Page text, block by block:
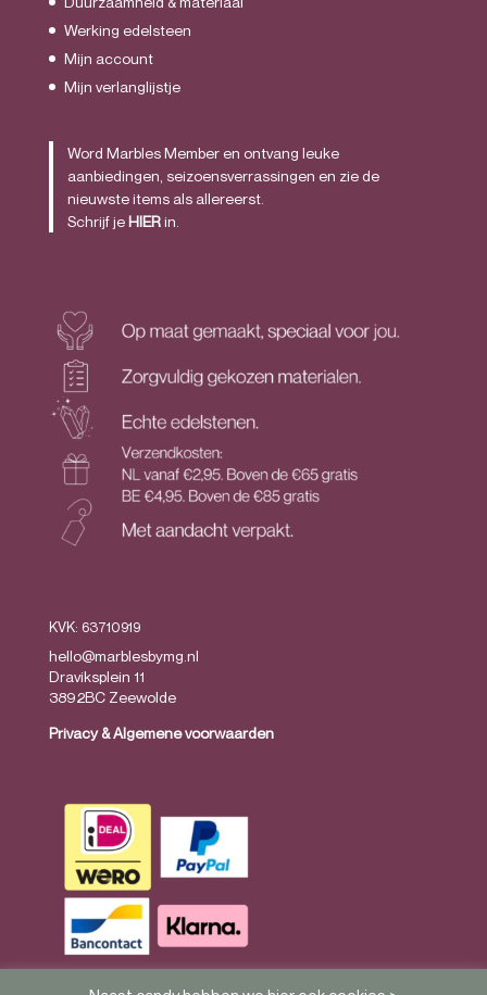
Werking edelsteen
Mijn account
Mijn verlanglijstje
Word Marbles Member en ontvang leuke
aanbiedingen, seizoensverrassingen en zie de
nieuwste items als allereerst.
Schrijf jeHIERin.
KVK: 63710919
hello@marblesbymg.nl
Draviksplein 11
3892BC Zeewolde
Privacy&Algemene voorwaarden